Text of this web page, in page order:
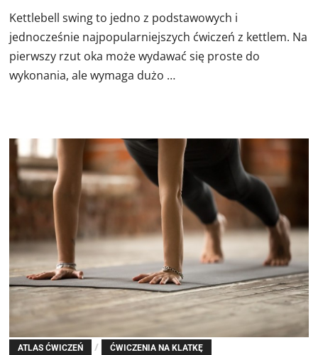
Kettlebell swing to jedno z podstawowych i
jednocześnie najpopularniejszych ćwiczeń z kettlem. Na
pierwszy rzut oka może wydawać się proste do
wykonania, ale wymaga dużo …
ATLAS ĆWICZEŃ / ĆWICZENIA NA KLATKĘ